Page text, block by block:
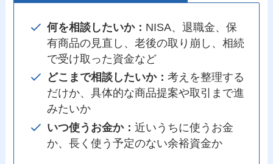
何を相談したいか： NISA、退職金、保
有商品の見直し、老後の取り崩し、相続
で受け取った資金など
どこまで相談したいか：考えを整理する
だけか、具体的な商品提案や取引まで進
みたいか
いつ使うお金か：近いうちに使うお金
か、長く使う予定のない余裕資金か